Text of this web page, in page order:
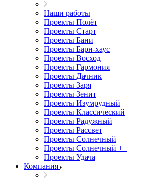
Наши работы
Проекты Полёт
Проекты Старт
Проекты Бани
Проекты Барн-хаус
Проекты Восход
Проекты Гармония
Проекты Дачник
Проекты Заря
Проекты Зенит
Проекты Изумрудный
Проекты Классический
Проекты Радужный
Проекты Рассвет
Проекты Солнечный
Проекты Солнечный ++
Проекты Удача
Компания